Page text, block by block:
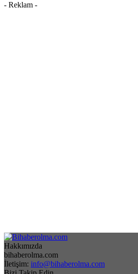
- Reklam -
Hakkımızda
bihaberolma.com
İletişim: info@bihaberolma.com